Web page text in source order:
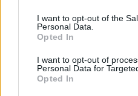
consent section.
I want to opt-out of the
Personal Data.
Opted In
I want to opt-out of
Personal Data for
Opted In